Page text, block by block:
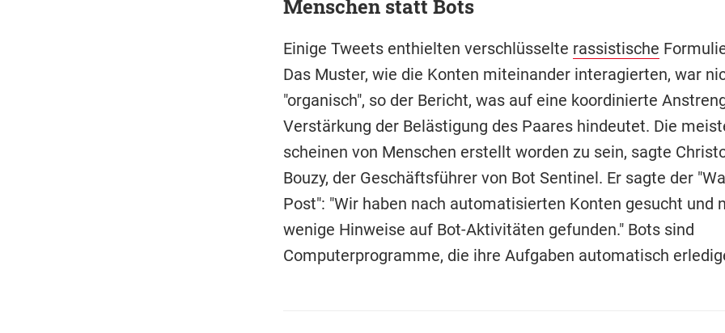
Menschen statt Bots
Einige Tweets enthielten verschlüsselte rassistische
Das Muster, wie die Konten miteinander interagierten, war
"organisch", so der Bericht, was auf eine koordinierte
Verstärkung der Belästigung des Paares hindeutet. Die
scheinen von Menschen erstellt worden zu sein, sagte
Bouzy, der Geschäftsführer von Bot Sentinel. Er sagte der
Post": "Wir haben nach automatisierten Konten gesucht und
wenige Hinweise auf Bot-Aktivitäten gefunden." Bots sind
Computerprogramme, die ihre Aufgaben automatisch